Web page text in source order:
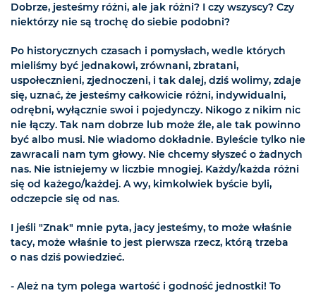
Dobrze, jesteśmy różni, ale jak różni? I czy wszyscy? Czy
niektórzy nie są trochę do siebie podobni?
Po historycznych czasach i pomysłach, wedle których
mieliśmy być jednakowi, zrównani, zbratani,
uspołecznieni, zjednoczeni, i tak dalej, dziś wolimy, zdaje
się, uznać, że jesteśmy całkowicie różni, indywidualni,
odrębni, wyłącznie swoi i pojedynczy. Nikogo z nikim nic
nie łączy. Tak nam dobrze lub może źle, ale tak powinno
być albo musi. Nie wiadomo dokładnie. Byleście tylko nie
zawracali nam tym głowy. Nie chcemy słyszeć o żadnych
nas. Nie istniejemy w liczbie mnogiej. Każdy/każda różni
się od każego/każdej. A wy, kimkolwiek byście byli,
odczepcie się od nas.
I jeśli "Znak" mnie pyta, jacy jesteśmy, to może właśnie
tacy, może właśnie to jest pierwsza rzecz, którą trzeba
o nas dziś powiedzieć.
- Ależ na tym polega wartość i godność jednostki! To